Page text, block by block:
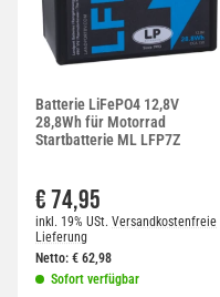
Batterie LiFePO4 12,8V
28,8Wh für Motorrad
Startbatterie ML LFP7Z
€ 74,95
inkl. 19% USt. Versandkostenfreie
Lieferung
Netto: € 62,98
Sofort verfügbar